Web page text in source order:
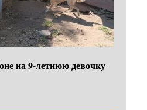
на 9-летнюю девочку